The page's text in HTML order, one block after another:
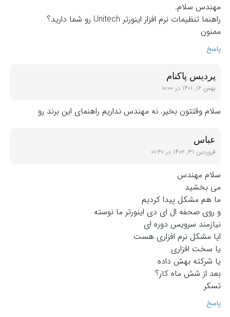
مهندس سلام.
راهنما تنظیمات نرم افزار اینورتر Unitech رو شما دارید؟
ممنون
پاسخ
پردیس پاکنام
بهمن ۱۶, ۱۴۰۱ در ۱۰:۰۰
سلام وقتتون بخیر. نه مهندس نداریم راهنمای این برند رو
عباس
فروردین ۳۱, ۱۴۰۲ در ۰۱:۳۰
سلام مهندس
می بخشید
ما هم مشکل پیدا کردیم
و روی صحفه ال ای دی اینورتر ما نوسته
نیازمند سرویس دوره ای
ایا مشکل نرم افزاری هست
یا سخت افزاری
یا شرکته بهش داده
بعد از شش ماه کار؟
تسکر
پاسخ